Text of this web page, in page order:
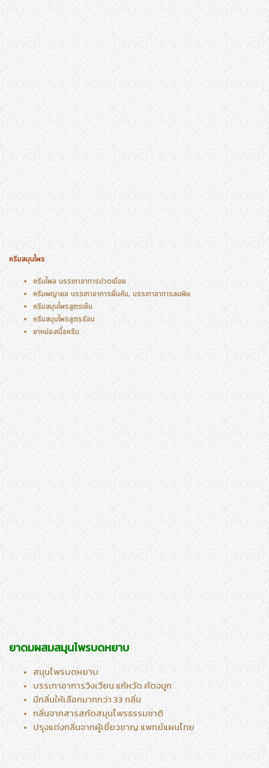
ครีมสมุนไพร
ครีมไพล บรรเทาอาการปวดเมื่อย
ครีมพญายอ บรรเทาอาการผื่นคัน, บรรเทาอาการลมพิษ
ครีมสมุนไพรสูตรเย็น
ครีมสมุนไพรสูตรร้อน
ยาหม่องเนื้อครีม
ยาดมผสมสมุนไพรบดหยาบ
สมุนไพรบดหยาบ
บรรเทาอาการวิงเวียน แก้หวัด คัดจมูก
มีกลิ่นให้เลือกมากกว่า 33 กลิ่น
กลิ่นจากสารสกัดสมุนไพรธรรมชาติ
ปรุงแต่งกลิ่นจากผู้เชี่ยวชาญ แพทย์แผนไทย